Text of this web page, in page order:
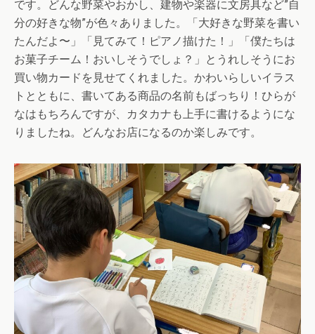
です。どんな野菜やおかし、建物や楽器に文房具など”自
分の好きな物”が色々ありました。「大好きな野菜を書い
たんだよ〜」「見てみて！ピアノ描けた！」「僕たちは
お菓子チーム！おいしそうでしょ？」とうれしそうにお
買い物カードを見せてくれました。かわいらしいイラス
トとともに、書いてある商品の名前もばっちり！ひらが
なはもちろんですが、カタカナも上手に書けるようにな
りましたね。どんなお店になるのか楽しみです。